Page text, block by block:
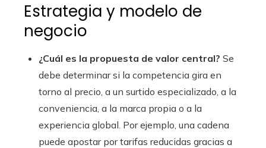
Estrategia y modelo de
negocio
¿Cuál es la propuesta de valor central? Se
debe determinar si la competencia gira en
torno al precio, a un surtido especializado, a la
conveniencia, a la marca propia o a la
experiencia global. Por ejemplo, una cadena
puede apostar por tarifas reducidas gracias a